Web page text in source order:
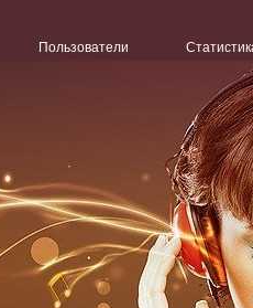
Пользователи